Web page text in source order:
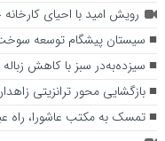
رویش امید با احیای
سیستان پیشگام توسعه سوخت
سیزده‌به‌در سبز با کاهش
بازگشایی محور ترانزیتی زاهدان
تمسک به مکتب عاشورا، راه